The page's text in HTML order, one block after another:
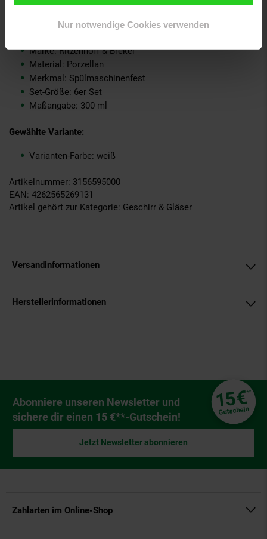
Nur notwendige Cookies verwenden
Kollektion Serie: BIANCO
Marke: Ritzenhoff & Breker
Material: Porzellan
Merkmal: Spülmaschinenfest
Set-Größe: 6er Set
Maßangabe: 300 ml
Gewählte Variante:
Varianten-Farbe: weiß
Artikelnummer: 3156595000
EAN: 4262565269131
Artikel gehört zur Kategorie: Geschirr & Gläser
Versandinformationen
Herstellerinformationen
Newsletter Anmeldung
Abonniere unseren Newsletter und
sichere dir einen 15 €**-Gutschein!
15€**
Gutschein
Jetzt Newsletter abonnieren
Zahlarten im Online-Shop